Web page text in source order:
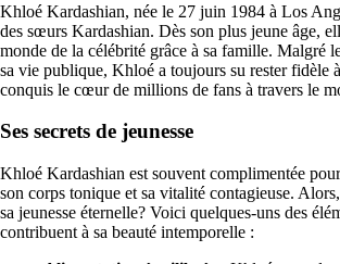
Khloé Kardashian, née le 27 juin 1984 à Los
des sœurs Kardashian. Dès son plus jeune âge,
monde de la célébrité grâce à sa famille. Malgré
sa vie publique, Khloé a toujours su rester fidèle
conquis le cœur de millions de fans à travers le
Ses secrets de jeunesse
Khloé Kardashian est souvent complimentée
son corps tonique et sa vitalité contagieuse.
sa jeunesse éternelle? Voici quelques-uns des
contribuent à sa beauté intemporelle :